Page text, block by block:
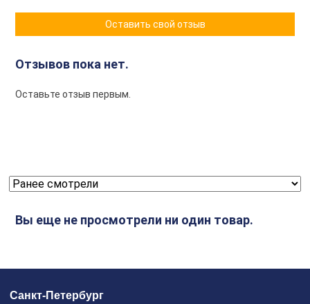
Оставить свой отзыв
Отзывов пока нет.
Оставьте отзыв первым.
Вы еще не просмотрели ни один товар.
Санкт-Петербург